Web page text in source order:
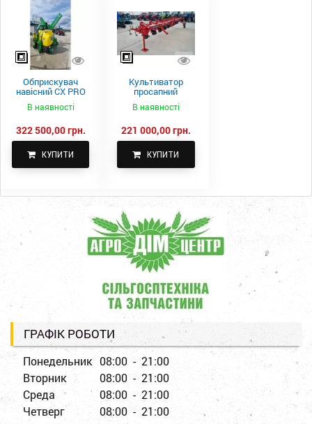
Обприскувач
навісний CX PRO
В наявності
322 500,00 грн.
КУПИТИ
Культиватор
просапний
КПН-5,6-05
В наявності
221 000,00 грн.
КУПИТИ
ГРАФІК РОБОТИ
Понедельник 08:00 - 21:00
Вторник
08:00 - 21:00
Среда
08:00 - 21:00
Четверг
08:00 - 21:00